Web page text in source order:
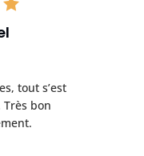
tout s’est
bon